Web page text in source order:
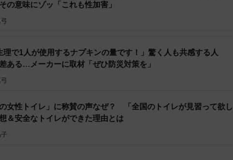
ト結果/セルゥゥゥゥァァァァァさん（@cellbururu）提供
ーが驚きを示し、「許さん人が多めでビックリです」「えっ？待
の意味にゾッ「これも性加害」
理で1人が使用するナプキンの量です！」驚く人も共感する人
ある…メーカーに取材「ぜひ防災対策を」
の女性トイレ」に称賛の声なぜ？ 「全国のトイレが見習って欲し
＆安全なトイレができた理由とは